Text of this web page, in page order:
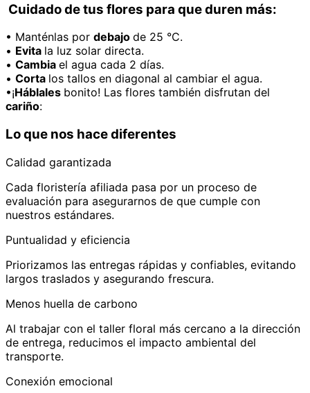
Cuidado de tus flores para que duren más:
• Manténlas por debajo de 25 °C.
• Evita la luz solar directa.
• Cambia el agua cada 2 días.
• Corta los tallos en diagonal al cambiar el agua.
•¡Háblales bonito! Las flores también disfrutan del
cariño:
Lo que nos hace diferentes
Calidad garantizada
Cada floristería afiliada pasa por un proceso de
evaluación para asegurarnos de que cumple con
nuestros estándares.
Puntualidad y eficiencia
Priorizamos las entregas rápidas y confiables, evitando
largos traslados y asegurando frescura.
Menos huella de carbono
Al trabajar con el taller floral más cercano a la dirección
de entrega, reducimos el impacto ambiental del
transporte.
Conexión emocional